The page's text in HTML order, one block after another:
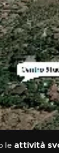
le attività